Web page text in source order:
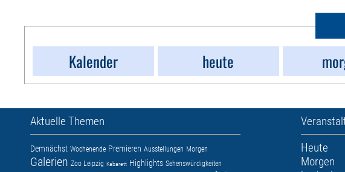
Kalender
heute
Aktuelle Themen
Demnächst Wochenende Premieren Ausstellungen Morgen
Galerien Zoo Leipzig Kabarett Highlights Sehenswürdigkeiten
Heute
Morgen